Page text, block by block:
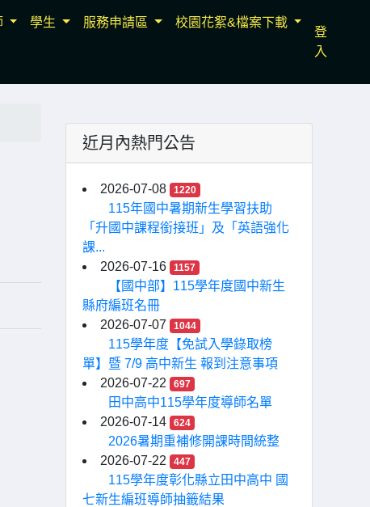
學生 服務申請區 校園花絮&檔案下載
登
入
近月內熱門公告
2026-07-08 1220
115年國中暑期新生學習扶助
「升國中課程銜接班」及「英語強化
課...
2026-07-16
1157
【國中部】115學年度國中新生
縣府編班名冊
2026-07-07
1044
115學年度【免試入學錄取榜
單】暨 7/9 高中新生 報到注意事項
2026-07-22
697
田中高中115學年度導師名單
2026-07-14
624
2026暑期重補修開課時間統整
2026-07-22
447
115學年度彰化縣立田中高中 國
七新生編班導師抽籤結果